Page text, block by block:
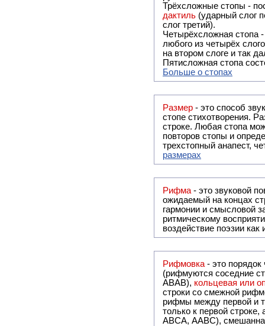
Трёхсложные стопы -
дактиль (ударный слог
слог третий).
Четырёхсложная стопа
любого из четырёх
на втором слоге и так
Пятисложная стопа
Больше о стопах
Размер - это способ
стопе стихотворения.
строке. Любая стопа
повторов стопы и
трехстопный анапест,
размерах
Рифма - это звуковой повтор, традиционно используемый в поэзии и, как
ожидаемый на концах
гармонии и смысловой
ритмическому
воздействие поэзии
Рифмовка - это
(рифмуются соседние
ABAB), кольцевая или
строки со смежной
рифмы между первой и
только к первой
ABCA, AABC), смешанная или вольная рифмовка (рифмовка в сложных строфах с различными